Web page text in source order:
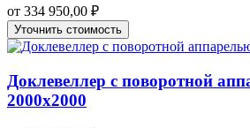
от 334 950,00 ₽
Уточнить стоимость
Доклевеллер с поворотной
2000х2000